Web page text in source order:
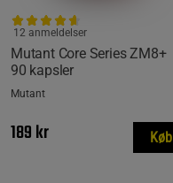
Mutant Core Series ZM8+
90 kapsler
12 anmeldelser
Mutant
189 kr Køb